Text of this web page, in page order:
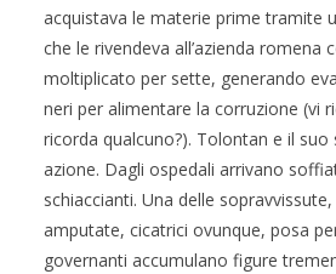
acquistava le materie prime tramite
che le rivendeva all’azienda romena
moltiplicato per sette, generando
neri per alimentare la corruzione (vi
ricorda qualcuno?). Tolontan e il
azione. Dagli ospedali arrivano
schiaccianti. Una delle
amputate, cicatrici ovunque, posa
governanti accumulano figure